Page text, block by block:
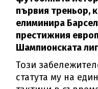
първия треньор,
елиминира
престижния
Шампионската
Този
статута му на